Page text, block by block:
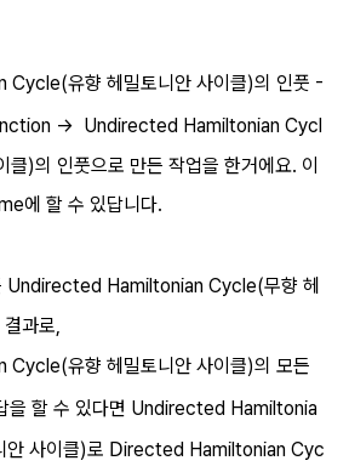
유향 헤밀토니안 사이클)의 인풋 -
-> Undirected Hamiltonian Cycl
클)의 인풋으로 만든 작업을 한거에요. 이
에 할 수 있답니다.
Undirected Hamiltonian Cycle(무향 헤
과로,
유향 헤밀토니안 사이클)의 모든
을 할 수 있다면 Undirected Hamiltonia
사이클)로 Directed Hamiltonian Cyc